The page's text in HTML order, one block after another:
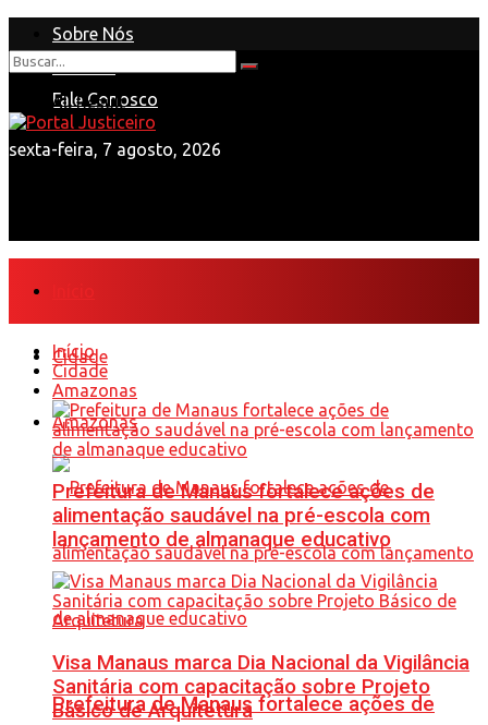
Sobre Nós
Anuncie
Fale Conosco
sexta-feira, 7 agosto, 2026
View All Result
Cidade
Amazonas
Prefeitura de Manaus fortalece ações de
Início
Cidade
Amazonas
Prefeitura de Manaus fortalece ações de
alimentação saudável na pré-escola com
lançamento de almanaque educativo
Visa Manaus marca Dia Nacional da Vigilância
Sanitária com capacitação sobre Projeto
Básico de Arquitetura